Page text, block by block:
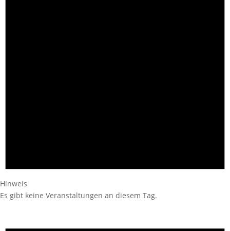
Hinweis
Es gibt keine Veranstaltungen an diesem Tag.